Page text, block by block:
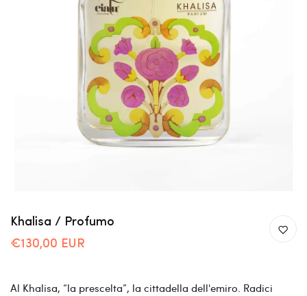
Khalisa / Profumo
€130,00 EUR
Al Khalisa, “la prescelta”, la cittadella dell'emiro. Radici